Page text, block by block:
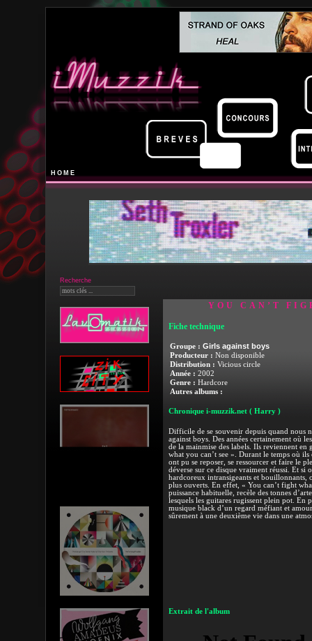
HOME
Recherche
YOU CAN’T
Fiche technique
Groupe : Girls against boys
Producteur : Non disponible
Distribution : Vicious circle
Année : 2002
Genre : Hardcore
Autres albums :
Chronique i-muzzik.net ( Harry )
Difficile de se souvenir depuis quand nous
against boys. Des années certainement où
de la mainmise des labels. Ils reviennent
what you can’t see ». Durant le temps où
ont pu se reposer, se ressourcer et faire le
déverse sur ce disque vraiment réussi. Et si
hardcoreux intransigeants et bouillonnants,
plus ouverts. En effet, « You can’t fight
puissance habituelle, recèle des tonnes
lesquels les guitares rugissent plein pot. En
musique black d’un regard méfiant et
sûrement à une deuxième vie dans une
Extrait de l'album